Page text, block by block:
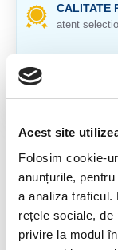
Acest site
Folosim cookie-
anunțurile,
a analiza traficul.
rețele sociale,
privire la modul
CALITATE
atent
DESCRIERE
Cupri nativ
Origine :